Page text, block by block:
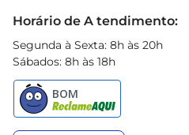
Horário de A tendimento:
Segunda à Sexta: 8h às 20h
Sábados: 8h às 18h